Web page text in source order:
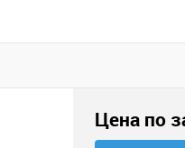
Цена по